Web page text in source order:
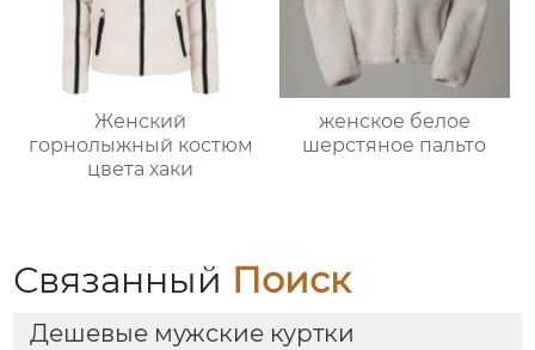
Женский
горнолыжный костюм
цвета хаки
женское белое
шерстяное пальто
Связанный Поиск
Дешевые мужские куртки